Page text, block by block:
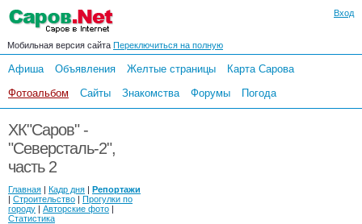
Вход
Мобильная версия сайта Переключиться на полную
Афиша Объявления Желтые страницы
Карта Сарова
Фотоальбом
Сайты Знакомства Форумы Погода
ХК"Саров" -
"Северсталь-2",
часть 2
Главная | Кадр дня | Репортажи
| Строительство | Прогулки по
городу | Авторские фото |
Статистика